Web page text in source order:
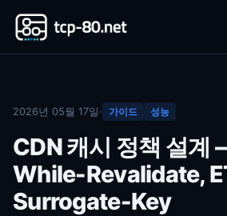
2026년 05월 17일 · 가이드 성능
CDN 캐시 정책 설
While-Revalidate,
Surrogate-Key